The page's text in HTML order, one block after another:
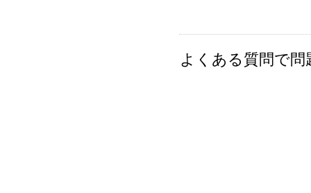
よくある質問で